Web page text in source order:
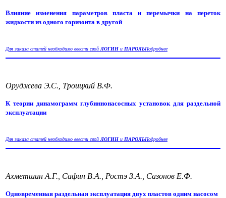
Влияние изменения параметров пласта и перемычки на переток
жидкости из одного горизонта в другой
Для заказа статей необходимо ввести свойЛОГИН и ПАРОЛЬПодробнее
Оруджева Э.С., Троицкий В.Ф.
К теории динамограмм глубиннонасосных установок для раздельной
эксплуатации
Для заказа статей необходимо ввести свойЛОГИН и ПАРОЛЬПодробнее
Ахметшин А.Г., Сафин В.А., Ростэ З.А., Сазонов Е.Ф.
Одновременная раздельная эксплуатация двух пластов одним насосом